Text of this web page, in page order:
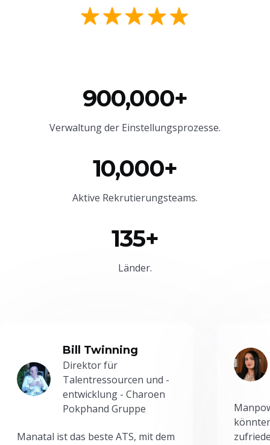
900,000+
Verwaltung der Einstellungsprozesse.
10,000+
Aktive Rekrutierungsteams.
135+
Länder.
Bill Twinning
Direktor für
Talentressourcen und -
entwicklung - Charoen
Pokphand Gruppe
Manatal ist das beste ATS, mit dem